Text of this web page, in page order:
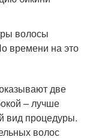
волосы
времени на это
две
– лучше
вид процедуры.
волос